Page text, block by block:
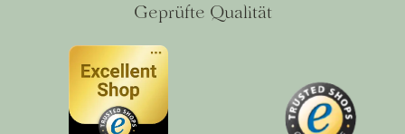
Geprüfte Qualität